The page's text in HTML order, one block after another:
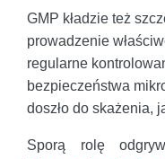
GMP kładzie też
prowadzenie
regularne
bezpieczeństwa
doszło do skażenia,
Sporą rolę